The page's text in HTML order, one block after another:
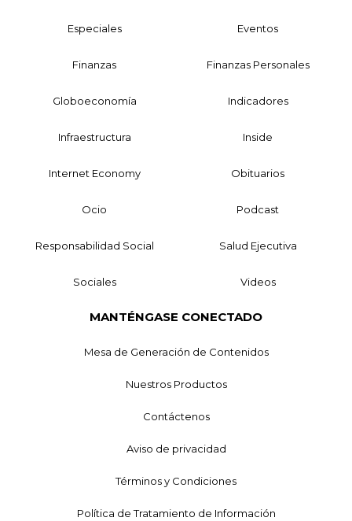
Especiales Eventos
Finanzas Finanzas Personales
Globoeconomía Indicadores
Infraestructura Inside
Internet Economy Obituarios
Ocio Podcast
Responsabilidad Social Salud Ejecutiva
Sociales Videos
MANTÉNGASE CONECTADO
Mesa de Generación de Contenidos
Nuestros Productos
Contáctenos
Aviso de privacidad
Términos y Condiciones
Política de Tratamiento de Información